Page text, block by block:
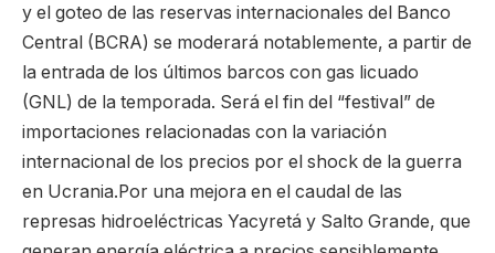
y el goteo de las reservas internacionales del Banco
Central (BCRA) se moderará notablemente, a partir de
la entrada de los últimos barcos con gas licuado
(GNL) de la temporada. Será el fin del “festival” de
importaciones relacionadas con la variación
internacional de los precios por el shock de la guerra
en Ucrania.Por una mejora en el caudal de las
represas hidroeléctricas Yacyretá y Salto Grande, que